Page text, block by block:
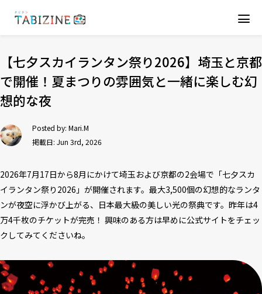
【七夕スカイランタン祭り2026】埼玉と京都
で開催！夏まつりの雰囲気と一緒に楽しむ幻
想的な夜
Posted by: Mari.M
掲載日: Jun 3rd, 2026
2026年7月17日から8月にかけて埼玉および京都の2会場で「七夕スカ
イランタン祭り2026」が開催されます。最大3,500個の幻想的なランタ
ンが夜空に浮かび上がる、日本最大級の美しい光の祭典です。昨年は4
万4千枚のチケットが完売！ 興味のある方は早めに公式サイトをチェッ
クしてみてくださいね。